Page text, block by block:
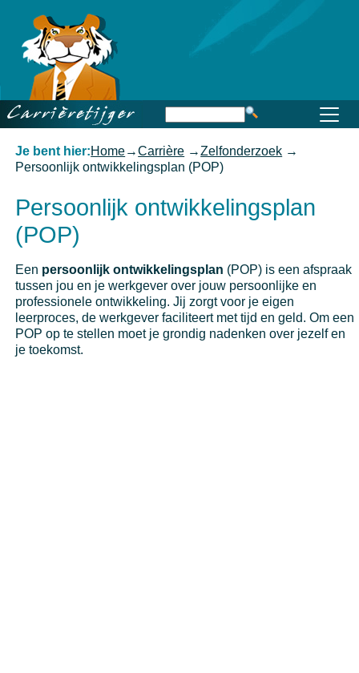
Persoonlijk ontwikkelingsplan
(POP)
Een persoonlijk ontwikkelingsplan (POP) is een afspraak
tussen jou en je werkgever over jouw persoonlijke en
professionele ontwikkeling. Jij zorgt voor je eigen
leerproces, de werkgever faciliteert met tijd en geld. Om een
POP op te stellen moet je grondig nadenken over jezelf en
je toekomst.
Je bent hier:Home→Carrière →Zelfonderzoek →
Persoonlijk ontwikkelingsplan (POP)